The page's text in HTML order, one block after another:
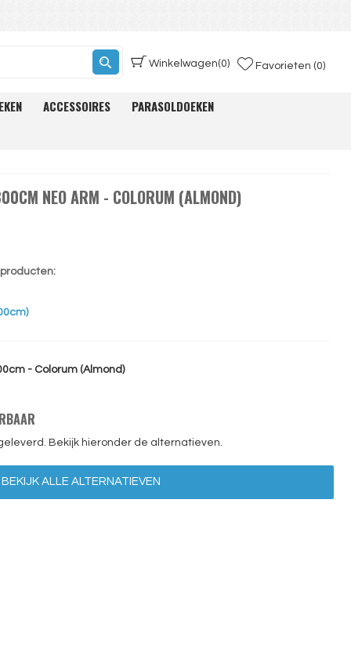
Winkelwagen(0) Favorieten (0)
ACCESSOIRES PARASOLDOEKEN
NEO ARM - COLORUM (ALMOND)
- Colorum (Almond)
Bekijk hieronder de alternatieven.
BEKIJK ALLE ALTERNATIEVEN